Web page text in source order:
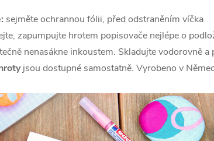
sejměte ochrannou fólii, před odstraněním víčka
zapumpujte hrotem popisovače nejlépe o
nenasákne inkoustem. Skladujte vodorovně a
jsou dostupné samostatně. Vyrobeno v